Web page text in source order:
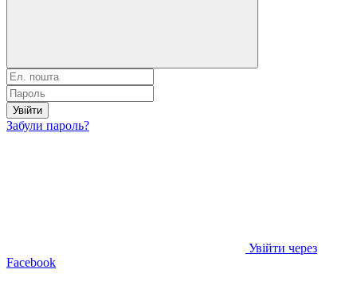
Увійти
Забули пароль?
Увійти через
Facebook